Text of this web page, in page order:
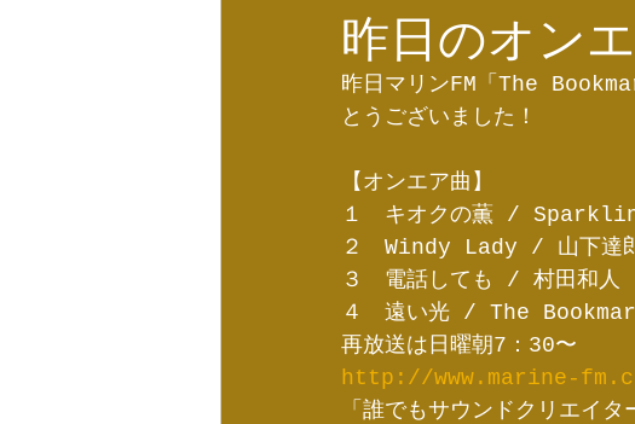
昨日のオン
昨日マリンFM「The
とうございました！
【オンエア曲】
１　キオクの薫 /
２　Windy Lady / 山下達
３　電話しても / 村田和人
４　遠い光 / The
再放送は日曜朝7：30〜
http://www.marine-
「誰でもサウンドクリエイ